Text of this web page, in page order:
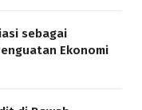
sebagai
Ekonomi